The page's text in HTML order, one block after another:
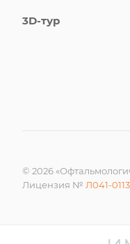
3D-тур
© 2026
Лицензия № Л041-